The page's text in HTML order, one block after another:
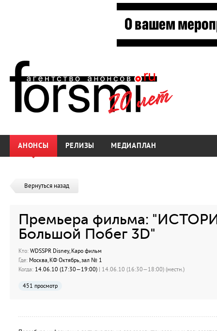
АНОНСЫ РЕЛИЗЫ МЕДИАПЛАН
Вернуться назад
Премьера фильма:
Большой Побег 3D"
Кто: WDSSPR Disney, Каро фильм
Где: Москва, КФ Октябрь, зал № 1
Когда: 14.06.10 (17:30—19:00) | 14.06.10 (16:30—18:00) (местн.)
451 просмотр